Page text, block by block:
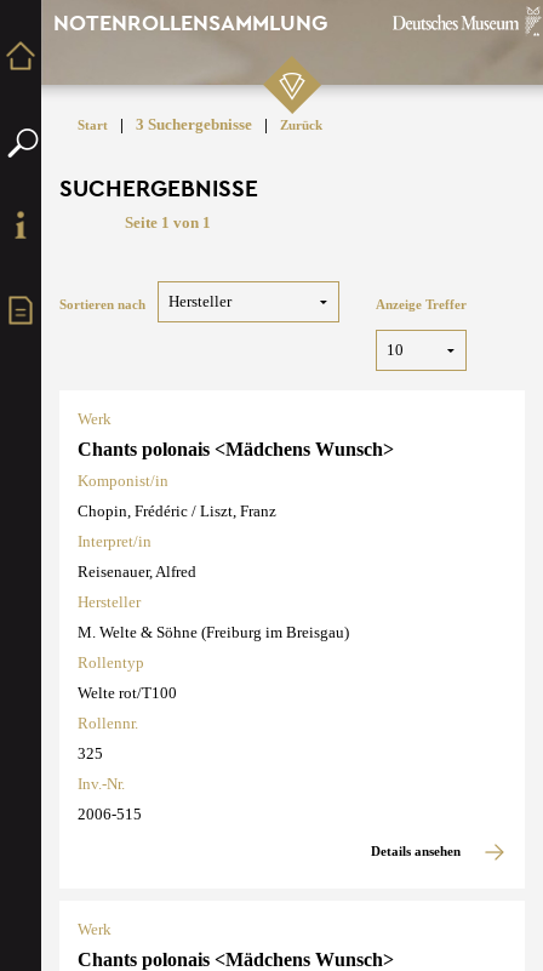
NOTENROLLENSAMMLUNG
Start | 3 Suchergebnisse | Zurück
SUCHERGEBNISSE
Seite 1 von 1
Sortieren nach Anzeige Treffer
Werk
Chants polonais <Mädchens Wunsch>
Komponist/in
Chopin, Frédéric / Liszt, Franz
Interpret/in
Reisenauer, Alfred
Hersteller
M. Welte & Söhne (Freiburg im Breisgau)
Rollentyp
Welte rot/T100
Rollennr.
325
Inv.-Nr.
2006-515
Details ansehen
Werk
Chants polonais <Mädchens Wunsch>